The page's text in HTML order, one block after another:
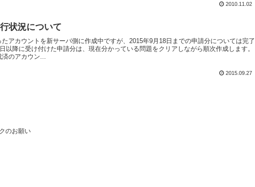
2010.11.02
状況について
アカウントを新サーバ側に作成中ですが、2015年9月18日までの申請分については完了
以降に受け付けた申請分は、現在分かっている問題をクリアしながら順次作成します。
済のアカウン...
2015.09.27
のお願い